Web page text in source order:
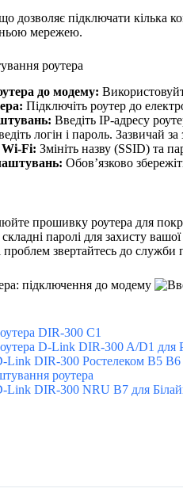
дозволяє підключати кілька
мережею.
роутера
до модему:
Підключіть роутер до
Введіть IP-адресу
логін і пароль. Зазвичай
Fi: Змініть назву (SSID) та
Обов’язково
прошивку роутера для
паролі для захисту
звертайтесь до служби
DIR-300 C1
D-Link DIR-300 A/D1 для
Link DIR-300 Ростелеком B5
роутера
Link DIR-300 NRU B7 для